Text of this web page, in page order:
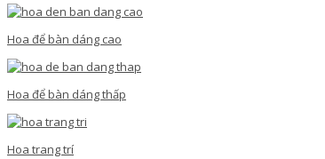
Hoa để bàn dáng cao
Hoa để bàn dáng thấp
Hoa trang trí